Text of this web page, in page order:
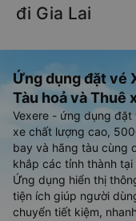
đi Gia Lai
Ứng dụng đặt vé
Tàu hoả và Thuê
Vexere - ứng dụng
xe chất lượng cao,
bay và hãng tàu cùng
khắp các tỉnh thành tại
Ứng dụng hiển thị
tiện ích giúp người
chuyển tiết kiệm,